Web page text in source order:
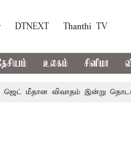
DTNEXT Thanthi TV
உலகம் சினிமா
விவாதம் இன்று தொடக்கம்: